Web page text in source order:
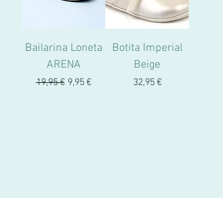
Bailarina Loneta
ARENA
Precio
19,95 € Precio de oferta
9,95 €
Botita Imperial
Beige
Precio
32,95 €